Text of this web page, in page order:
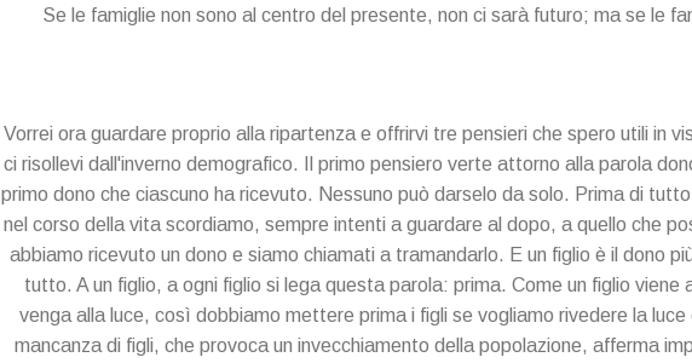
Se le famiglie non sono al centro del presente, non ci sarà futuro; ma se le
Vorrei ora guardare proprio alla ripartenza e offrirvi tre pensieri che spero utili in
ci risollevi dall'inverno demografico. Il primo pensiero verte attorno alla parola
primo dono che ciascuno ha ricevuto. Nessuno può darselo da solo. Prima di
nel corso della vita scordiamo, sempre intenti a guardare al dopo, a quello che
abbiamo ricevuto un dono e siamo chiamati a tramandarlo. E un figlio è il dono
tutto. A un figlio, a ogni figlio si lega questa parola: prima. Come un figlio
venga alla luce, così dobbiamo mettere prima i figli se vogliamo rivedere la
mancanza di figli, che provoca un invecchiamento della popolazione, afferma